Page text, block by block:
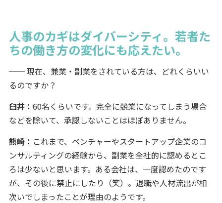
人事のカギはダイバーシティ。若者た
ちの働き方の変化にも応えたい。
── 現在、兼業・副業をされている方は、どれくらいい
るのですか？
臼井： 60名くらいです。完全に競業になってしまう場合
などを除いて、承認しないことはほぼありません。
熊崎： これまで、ベンチャーやスタートアップ企業のコ
ンサルティングの経験から、副業を全社的に認めるとこ
ろは少ないと思います。ある会社は、一度認めたのです
が、その後に禁止にしたり（笑）。退職や人材流出が相
次いでしまったことが理由のようです。